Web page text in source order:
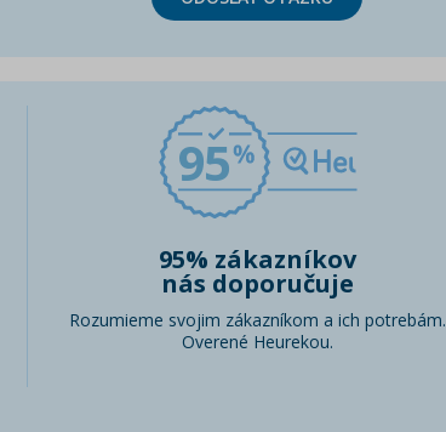
95
95% zákazníkov
nás doporučuje
Rozumieme svojim zákazníkom a ich potrebám.
Overené Heurekou.